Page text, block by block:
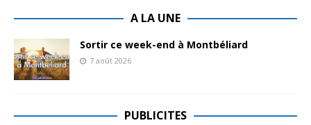
A LA UNE
Sortir ce week-end à Montbéliard
7 août 2026
PUBLICITES